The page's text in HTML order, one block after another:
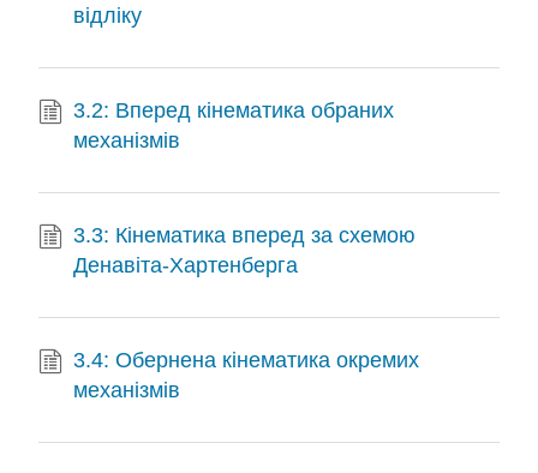
відліку
3.2: Вперед кінематика обраних
механізмів
3.3: Кінематика вперед за схемою
Денавіта-Хартенберга
3.4: Обернена кінематика окремих
механізмів